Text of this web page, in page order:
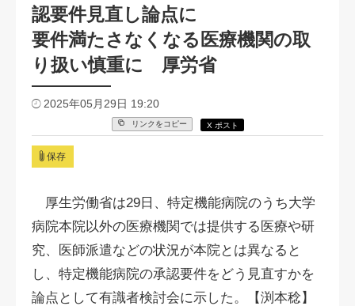
認要件見直し論点に
要件満たさなくなる医療機関の取
り扱い慎重に 厚労省
2025年05月29日 19:20
リンクをコピー X ポスト
保存
厚生労働省は29日、特定機能病院のうち大学
病院本院以外の医療機関では提供する医療や研
究、医師派遣などの状況が本院とは異なると
し、特定機能病院の承認要件をどう見直すかを
論点として有識者検討会に示した。【渕本稔】